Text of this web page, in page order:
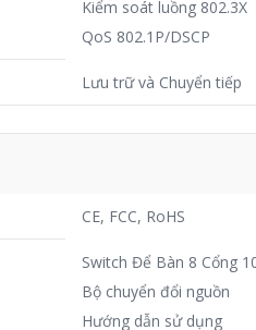
Kiểm soát luồng 802.3X
QoS 802.1P/DSCP
Lưu trữ và Chuyển tiếp
CE, FCC, RoHS
Switch Để Bàn 8 Cổng
Bộ chuyển đổi nguồn
Hướng dẫn sử dụng